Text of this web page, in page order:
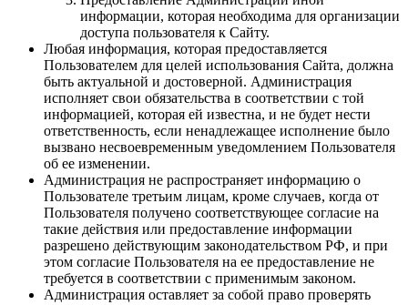
информации, которая необходима для организации
доступа пользователя к Сайту.
Любая информация, которая предоставляется
Пользователем для целей использования Сайта, должна
быть актуальной и достоверной. Администрация
исполняет свои обязательства в соответствии с той
информацией, которая ей известна, и не будет нести
ответственность, если ненадлежащее исполнение было
вызвано несвоевременным уведомлением Пользователя
об ее изменении.
Администрация не распространяет информацию о
Пользователе третьим лицам, кроме случаев, когда от
Пользователя получено соответствующее согласие на
такие действия или предоставление информации
разрешено действующим законодательством РФ, и при
этом согласие Пользователя на ее предоставление не
требуется в соответствии с применимым законом.
Администрация оставляет за собой право проверять